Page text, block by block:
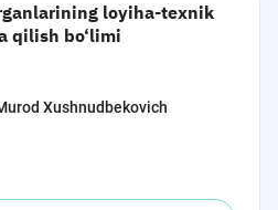
loyiha-texnik
qilish bo‘limi
Xushnudbekovich